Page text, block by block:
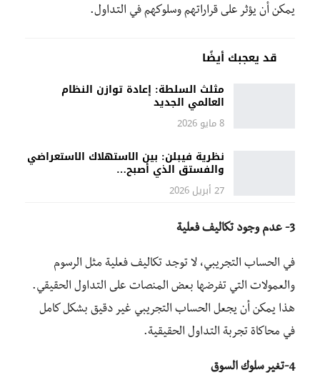
يمكن أن يؤثر على قراراتهم وسلوكهم في التداول.
قد يعجبك أيضًا
مثلث السلطة: إعادة توازن النظام
العالمي الجديد
8 مايو 2026
نظرية فيبلن: بين الاستهلاك الاستعراضي
والفستق الذي أصبح…
27 أبريل 2026
3- عدم وجود تكاليف فعلية
في الحساب التجريبي، لا توجد تكاليف فعلية مثل الرسوم
والعمولات التي تفرضها بعض المنصات على التداول الحقيقي.
هذا يمكن أن يجعل الحساب التجريبي غير دقيق بشكل كامل
في محاكاة تجربة التداول الحقيقية.
4-تغير سلوك السوق